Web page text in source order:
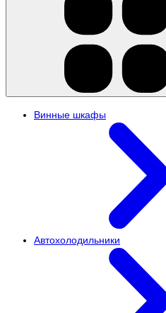
Винные шкафы
Автохолодильники